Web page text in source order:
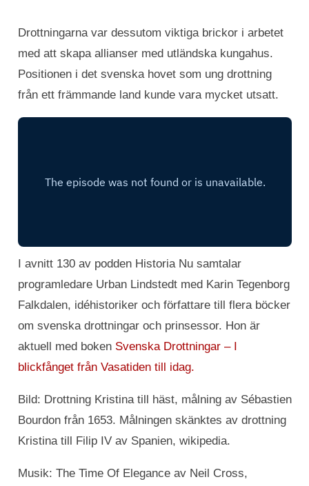
Drottningarna var dessutom viktiga brickor i arbetet
med att skapa allianser med utländska kungahus.
Positionen i det svenska hovet som ung drottning
från ett främmande land kunde vara mycket utsatt.
I avnitt 130 av podden Historia Nu samtalar
programledare Urban Lindstedt med Karin Tegenborg
Falkdalen, idéhistoriker och författare till flera böcker
om svenska drottningar och prinsessor. Hon är
aktuell med boken Svenska Drottningar – I
blickfånget från Vasatiden till idag.
Bild: Drottning Kristina till häst, målning av Sébastien
Bourdon från 1653. Målningen skänktes av drottning
Kristina till Filip IV av Spanien, wikipedia.
Musik: The Time Of Elegance av Neil Cross,